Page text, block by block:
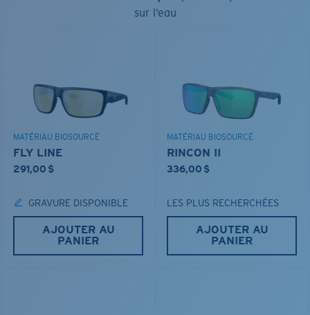
sur l’eau
MATÉRIAU BIOSOURCÉ
FLY LINE
291,00 $
GRAVURE DISPONIBLE
AJOUTER AU
PANIER
MATÉRIAU BIOSOURCÉ
RINCON II
336,00 $
LES PLUS RECHERCHÉES
AJOUTER AU
PANIER